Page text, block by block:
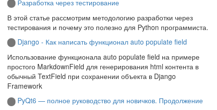
Разработка через тестирование
В этой статье рассмотрим методологию разработки через
тестирования и почему это полезно для Python программиста.
Django - Как написать функционал auto populate field
Использование функционала auto populate field на примере
простого MarkdownField для генерирования html контента в
обычный TextField при сохранении объекта в Django
Framework
PyQt6 — полное руководство для новичков. Продолжение